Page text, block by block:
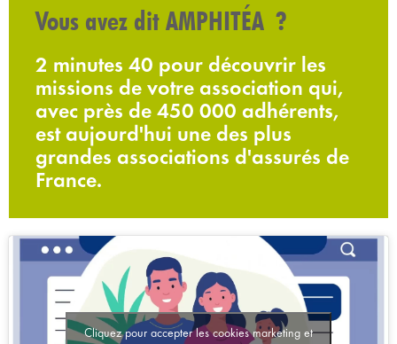
Vous avez dit AMPHITÉA ?
2 minutes 40 pour découvrir les
missions de votre association qui,
avec près de 450 000 adhérents,
est aujourd'hui une des plus
grandes associations d'assurés de
France.
Cliquez pour accepter les cookies marketing et